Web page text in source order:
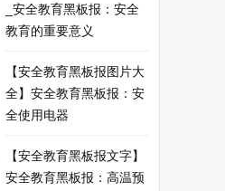
_安全教育黑板报：安全
教育的重要意义
【安全教育黑板报图片大
全】安全教育黑板报：安
全使用电器
【安全教育黑板报文字】
安全教育黑板报：高温预